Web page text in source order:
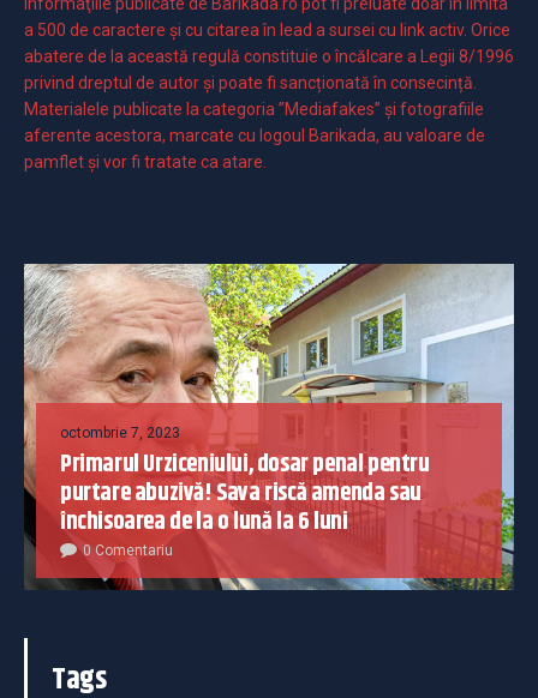
a 500 de caractere şi cu citarea în lead a sursei cu link activ. Orice
abatere de la această regulă constituie o încălcare a Legii 8/1996
privind dreptul de autor și poate fi sancționată în consecință.
Materialele publicate la categoria ”Mediafakes” și fotografiile
aferente acestora, marcate cu logoul Barikada, au valoare de
pamflet și vor fi tratate ca atare.
octombrie 7, 2023
Primarul Urziceniului, dosar penal pentru
purtare abuzivă! Sava riscă amenda sau
închisoarea de la o lună la 6 luni
0 Comentariu
Tags